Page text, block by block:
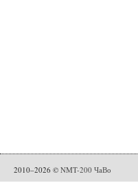
2010–2026 © NMT-200 ЧаВо